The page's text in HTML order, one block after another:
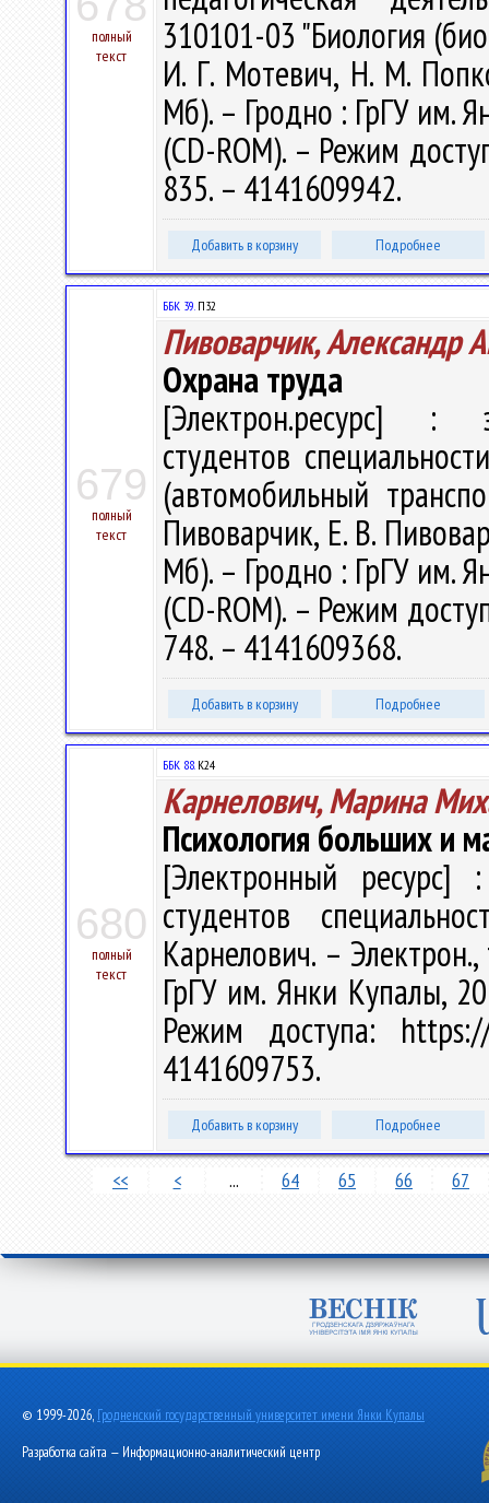
полный
текст
310101-03 "Биология
И. Г. Мотевич, Н. М.
Мб). – Гродно : ГрГУ им.
(CD-ROM). – Режим
835. – 4141609942.
Добавить в корзину Подробнее
679
полный
текст
ББК 39.П32
Пивоварчик, Александр
Охрана труда
[Электрон.ресурс] :
студентов
(автомобильный
Пивоварчик, Е. В.
Мб). – Гродно : ГрГУ им.
(CD-ROM). – Режим
748. – 4141609368.
Добавить в корзину Подробнее
680
полный
текст
ББК 88.К24
Карнелович, Марина
Психология больших и
[Электронный ресурс]
студентов
Карнелович. –
ГрГУ им. Янки Купалы,
Режим доступа:
4141609753.
Добавить в корзину Подробнее
<< < ... 64 65 66 67
© 1999-2026, Гродненский государственный университет имени Янки Купалы
Разработка сайта — Информационно-аналитический центр